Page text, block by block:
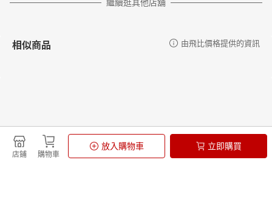
店鋪 購物車
放入購物車 立即購買
繼續逛其他店舖
相似商品 由飛比價格提供的資訊
更多推薦 由飛比價格提供的資訊